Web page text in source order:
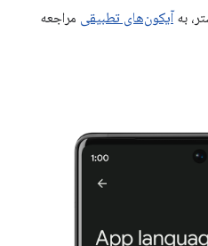
بهآیکون‌های تطبیقی ​​مراجعه